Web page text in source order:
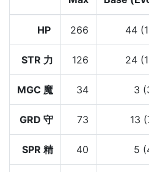
HP 266 44
STR 力 126 24
MGC 魔 34 3
GRD 守 73 13
SPR 精 40 5